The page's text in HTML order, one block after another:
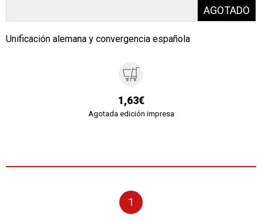
Unificación alemana y convergencia española
1,63€
Agotada edición impresa
1